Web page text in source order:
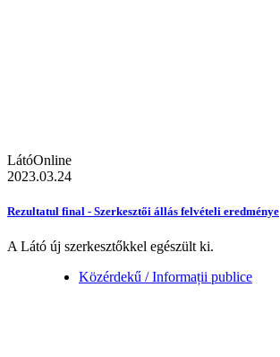
LátóOnline
2023.03.24
Rezultatul final - Szerkesztői állás felvételi eredménye
A Látó új szerkesztőkkel egészült ki.
Közérdekű / Informații publice